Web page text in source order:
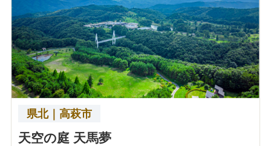
県北｜高萩市
天空の庭 天馬夢